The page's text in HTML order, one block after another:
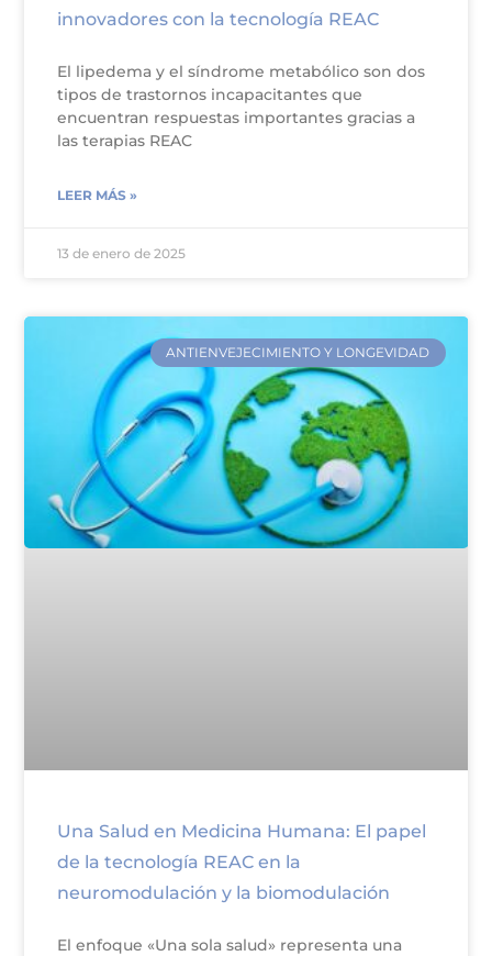
innovadores con la tecnología REAC
El lipedema y el síndrome metabólico son dos
tipos de trastornos incapacitantes que
encuentran respuestas importantes gracias a
las terapias REAC
LEER MÁS »
13 de enero de 2025
ANTIENVEJECIMIENTO Y LONGEVIDAD
Una Salud en Medicina Humana: El papel
de la tecnología REAC en la
neuromodulación y la biomodulación
El enfoque «Una sola salud» representa una